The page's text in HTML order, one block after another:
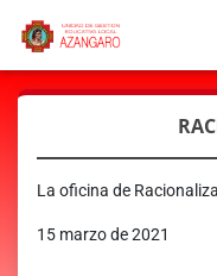
La oficina de
15 marzo de 2021